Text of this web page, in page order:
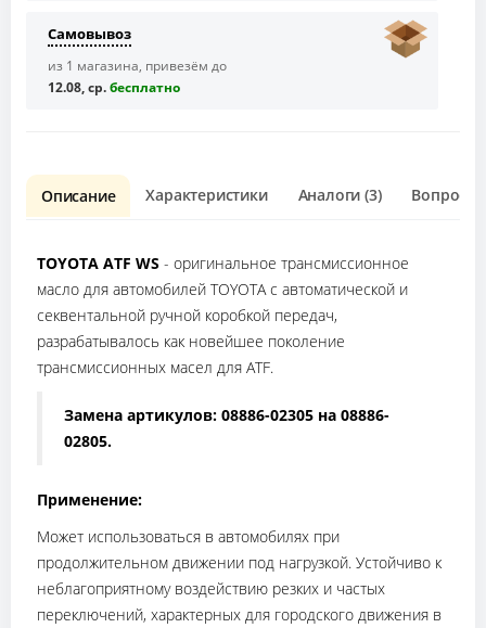
Самовывоз
из 1 магазина, привезём до
12.08, ср.бесплaтно
Описание Характеристики Аналоги (3) Вопрос о
TOYOTA ATF WS - оригинальное трансмиссионное
масло для автомобилей TOYOTA с автоматической и
секвентальной ручной коробкой передач,
разрабатывалось как новейшее поколение
трансмиссионных масел для ATF.
Замена артикулов: 08886-02305 на 08886-
02805.
Применение:
Может использоваться в автомобилях при
продолжительном движении под нагрузкой. Устойчиво к
неблагоприятному воздействию резких и частых
переключений, характерных для городского движения в